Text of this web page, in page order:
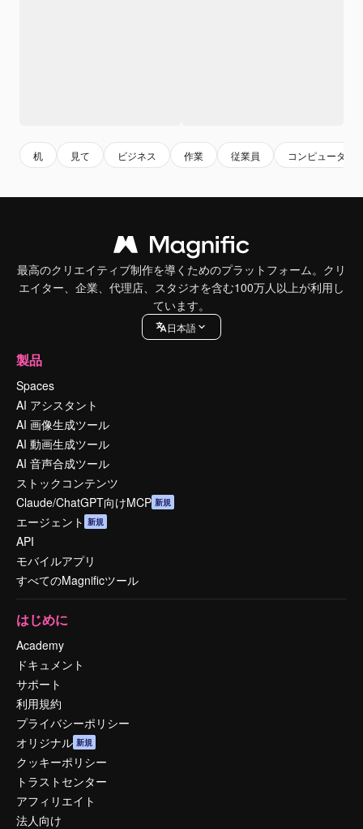
机 見て ビジネス 作業 従業員 コンピューター
最高のクリエイティブ制作を導くためのプラットフォーム。クリ
エイター、企業、代理店、スタジオを含む100万人以上が利用し
ています。
日本語
製品
Spaces
AI アシスタント
AI 画像生成ツール
AI 動画生成ツール
AI 音声合成ツール
ストックコンテンツ
Claude/ChatGPT向けMCP 新規
エージェント 新規
API
モバイルアプリ
すべてのMagnificツール
はじめに
Academy
ドキュメント
サポート
利用規約
プライバシーポリシー
オリジナル 新規
クッキーポリシー
トラストセンター
アフィリエイト
法人向け